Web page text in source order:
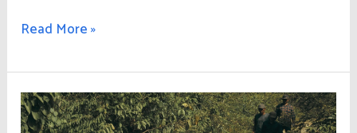
ingatan
Read More »